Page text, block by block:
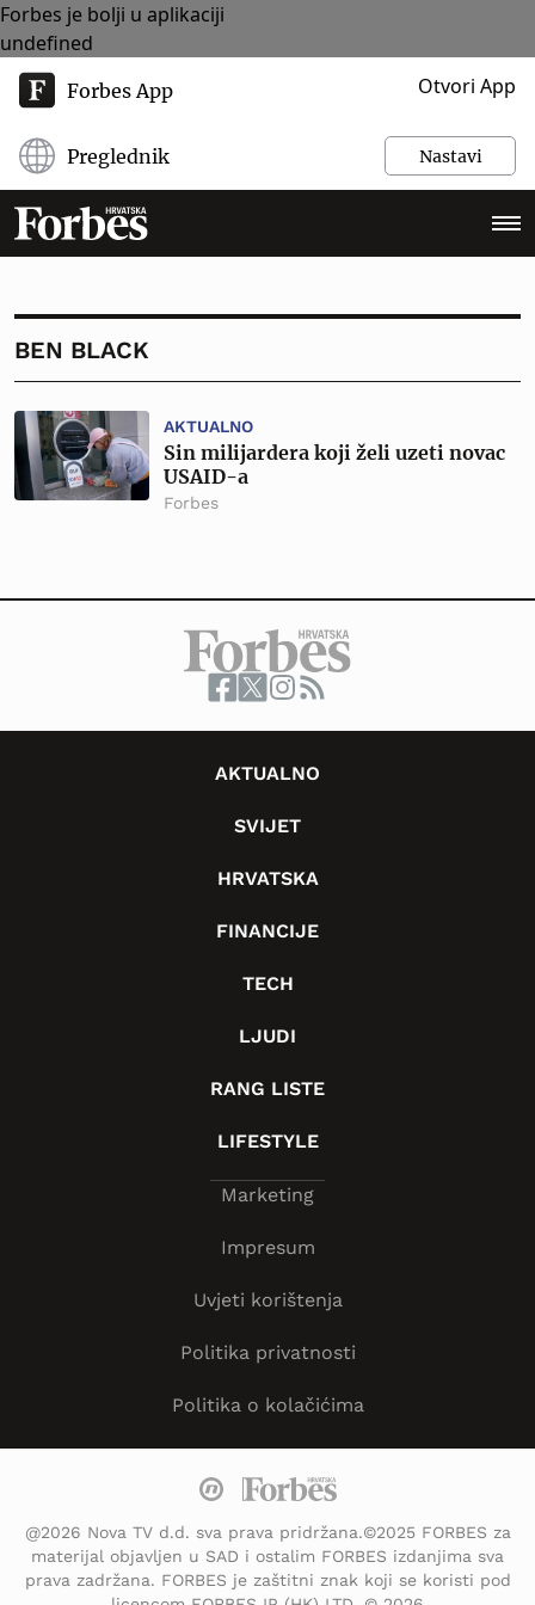
Forbes je bolji u aplikaciji
undefined
Forbes App Otvori App
Preglednik Nastavi
BEN BLACK
AKTUALNO
Sin milijardera koji želi uzeti novac
USAID-a
Forbes
AKTUALNO
SVIJET
HRVATSKA
FINANCIJE
TECH
LJUDI
RANG LISTE
LIFESTYLE
Marketing
Impresum
Uvjeti korištenja
Politika privatnosti
Politika o kolačićima
@2026 Nova TV d.d. sva prava pridržana.©2025 FORBES za
materijal objavljen u SAD i ostalim FORBES izdanjima sva
prava zadržana. FORBES je zaštitni znak koji se koristi pod